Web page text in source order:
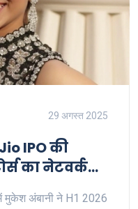
29 अगस्त 2025
IPO की
का नेटवर्क
मुकेश अंबानी ने H1 2026